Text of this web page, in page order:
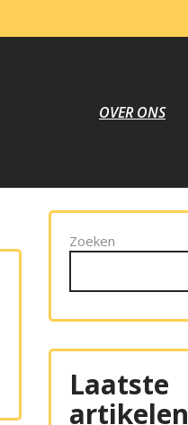
OVER ONS
Zoeken
Laatste
artikelen